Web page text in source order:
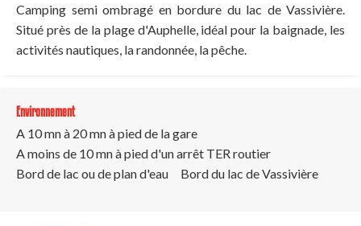
Camping semi ombragé en bordure du lac de Vassivière.
Situé près de la plage d'Auphelle, idéal pour la baignade, les
activités nautiques, la randonnée, la pêche.
Environnement
A 10 mn à 20 mn à pied de la gare
A moins de 10 mn à pied d'un arrêt TER routier
Bord de lac ou de plan d'eau
Bord du lac de Vassivière